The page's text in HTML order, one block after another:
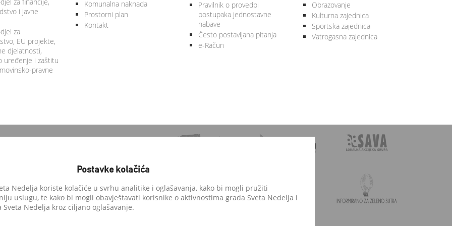
i javne
za
EU projekte,
djelatnosti,
uređenje i zaštitu
pravne
Komunalna naknada
Prostorni plan
Kontakt
Pravilnik o provedbi
postupaka jednostavne
nabave
Često postavljana pitanja
e-Račun
Obrazovanje
Kulturna zajednica
Sportska zajednica
Vatrogasna zajednica
Postavke kolačića
Nedelja koriste kolačiće u svrhu analitike i oglašavanja, kako bi mogli pružiti
uslugu, te kako bi mogli obavještavati korisnike o aktivnostima grada Sveta Nedelja i
Nedelja kroz ciljano oglašavanje.